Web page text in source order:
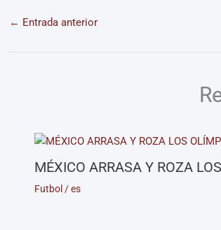
← Entrada anterior
MÉXICO ARRASA Y ROZA
Futbol /es